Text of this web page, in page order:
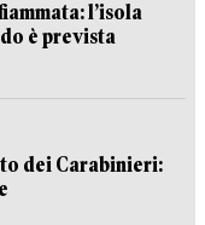
l’isola
è prevista
dei Carabinieri: